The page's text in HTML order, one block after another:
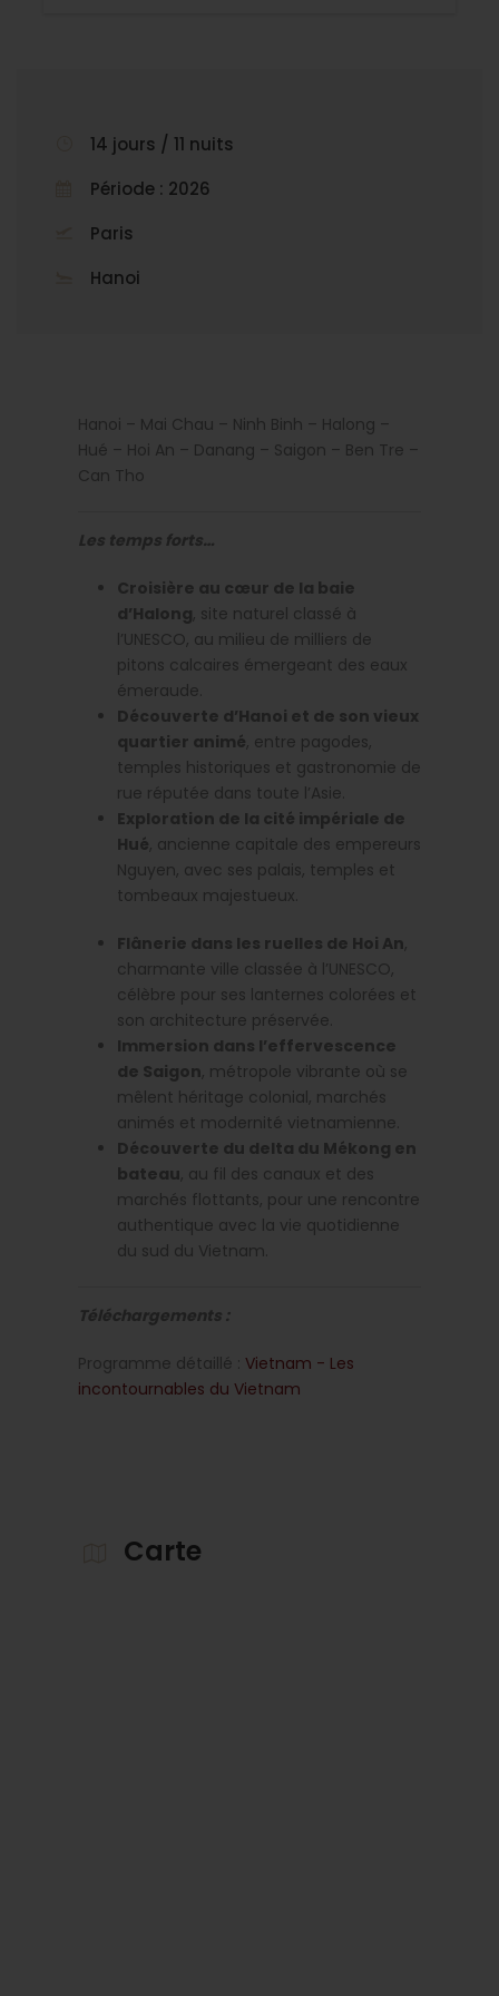
14 jours / 11 nuits
Période : 2026
Paris
Hanoi
Hanoi – Mai Chau – Ninh Binh – Halong –
Hué – Hoi An – Danang – Saigon – Ben Tre –
Can Tho
Les temps forts…
Croisière au cœur de la baie
d’Halong, site naturel classé à
l’UNESCO, au milieu de milliers de
pitons calcaires émergeant des eaux
émeraude.
Découverte d’Hanoi et de son vieux
quartier animé, entre pagodes,
temples historiques et gastronomie de
rue réputée dans toute l’Asie.
Exploration de la cité impériale de
Hué, ancienne capitale des empereurs
Nguyen, avec ses palais, temples et
tombeaux majestueux.
Flânerie dans les ruelles de Hoi An,
charmante ville classée à l’UNESCO,
célèbre pour ses lanternes colorées et
son architecture préservée.
Immersion dans l’effervescence
de Saigon, métropole vibrante où se
mêlent héritage colonial, marchés
animés et modernité vietnamienne.
Découverte du delta du Mékong en
bateau, au fil des canaux et des
marchés flottants, pour une rencontre
authentique avec la vie quotidienne
du sud du Vietnam.
Téléchargements :
Programme détaillé : Vietnam - Les
incontournables du Vietnam
Carte